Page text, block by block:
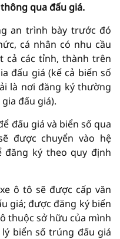
qua đấu giá.
an trình bày trước đó
cá nhân có nhu cầu
cả các tỉnh, thành trên
đấu giá (kể cả biển số
là nơi đăng ký thường
đấu giá).
đấu giá và biển số qua
được chuyển vào hệ
đăng ký theo quy định
ô tô sẽ được cấp văn
giá; được đăng ký biển
thuộc sở hữu của mình
biển số trúng đấu giá